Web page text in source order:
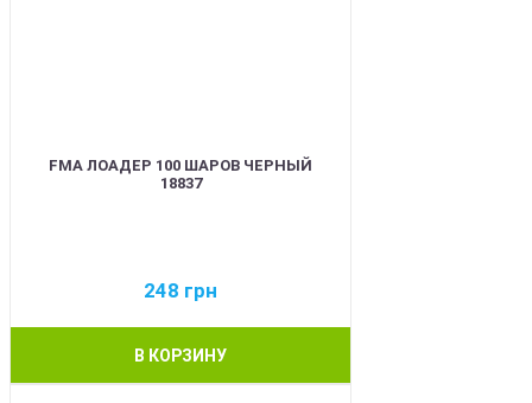
FMA ЛОАДЕР 100 ШАРОВ ЧЕРНЫЙ
18837
248 грн
В КОРЗИНУ